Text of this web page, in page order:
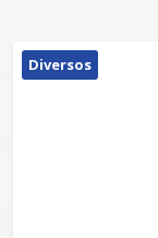
Diversos